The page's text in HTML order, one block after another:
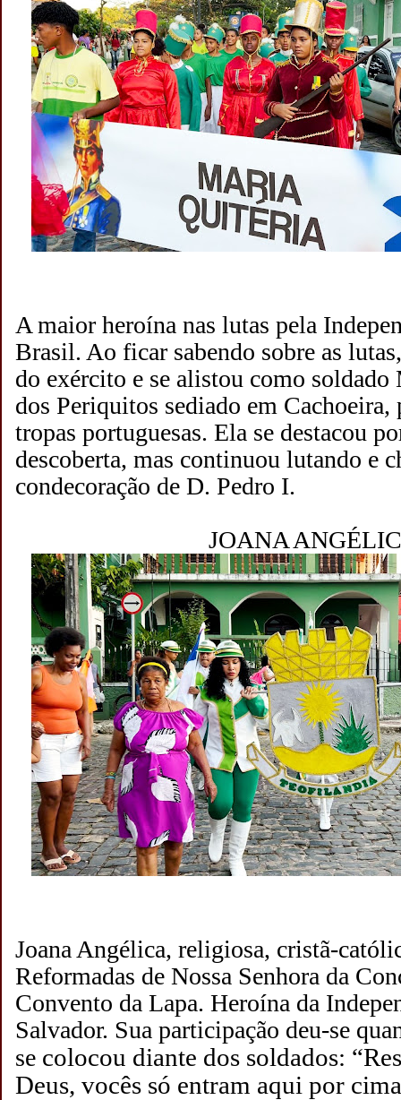
A maior heroína nas lutas pela
Brasil. Ao ficar sabendo sobre as
do exército e se alistou como soldado
dos Periquitos sediado em Cachoeira,
tropas portuguesas. Ela se destacou
descoberta, mas continuou lutando e
condecoração de D. Pedro I.
JOANA
Joana Angélica, religiosa, cristã-
Reformadas de Nossa Senhora da
Convento da Lapa. Heroína da
Salvador. Sua participação deu-se
se colocou diante dos soldados:
Deus, vocês só entram aqui por